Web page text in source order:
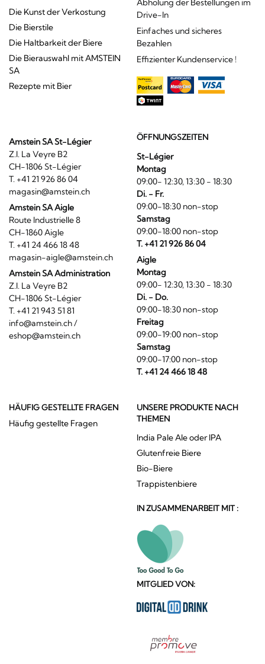
Die Kunst der Verkostung
Die Bierstile
Die Haltbarkeit der Biere
Die Bierauswahl mit AMSTEIN
SA
Rezepte mit Bier
Abholung der Bestellungen im
Drive-In
Einfaches und sicheres
Bezahlen
Effizienter Kundenservice !
Amstein SA St-Légier
Z.I. La Veyre B2
CH-1806 St-Légier
T. +41 21 926 86 04
magasin@amstein.ch
Amstein SA Aigle
Route Industrielle 8
CH-1860 Aigle
T. +41 24 466 18 48
magasin-aigle@amstein.ch
Amstein SA Administration
Z.I. La Veyre B2
CH-1806 St-Légier
T. +41 21 943 51 81
info@amstein.ch/
eshop@amstein.ch
ÖFFNUNGSZEITEN
St-Légier
Montag
09:00- 12:30, 13:30 - 18:30
Di. - Fr.
09:00-18:30 non-stop
Samstag
09:00-18:00 non-stop
T. +41 21 926 86 04
Aigle
Montag
09:00- 12:30, 13:30 - 18:30
Di. - Do.
09:00-18:30 non-stop
Freitag
09:00-19:00 non-stop
Samstag
09:00-17:00 non-stop
T. +41 24 466 18 48
HÄUFIG GESTELLTE FRAGEN
Häufig gestellte Fragen
UNSERE PRODUKTE NACH
THEMEN
India Pale Ale oder IPA
Glutenfreie Biere
Bio-Biere
Trappistenbiere
IN ZUSAMMENARBEIT MIT :
MITGLIED VON: